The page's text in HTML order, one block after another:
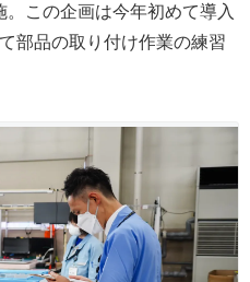
この企画は今年初めて導入
部品の取り付け作業の練習